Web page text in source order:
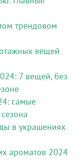
трендовом
вещей
7 вещей, без
самые
в украшениях
ароматов 2024